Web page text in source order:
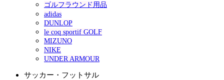
ゴルフラウンド用品
adidas
DUNLOP
le coq sportif GOLF
MIZUNO
NIKE
UNDER ARMOUR
サッカー・フットサル